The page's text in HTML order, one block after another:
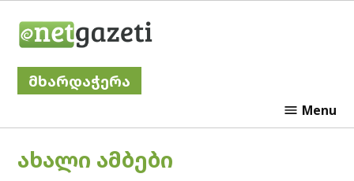
მხარდაჭერა
Menu
POSTED
ᲐᲮᲐᲚᲘ ᲐᲛᲑᲔᲑᲘ